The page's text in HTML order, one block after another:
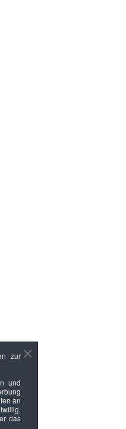
zur
und
an
das